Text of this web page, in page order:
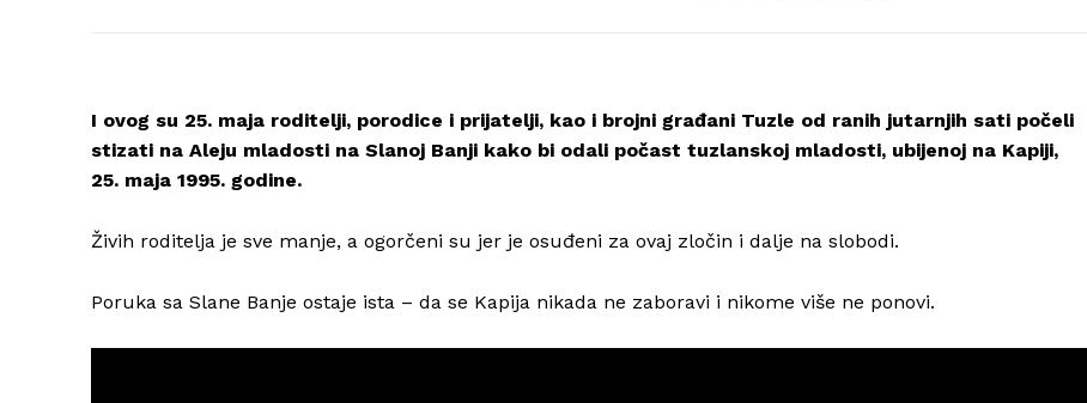
I ovog su 25. maja roditelji, porodice i prijatelji, kao i brojni građani Tuzle od ranih jutarnjih sati počeli
stizati na Aleju mladosti na Slanoj Banji kako bi odali počast tuzlanskoj mladosti, ubijenoj na Kapiji,
25. maja 1995. godine.
Živih roditelja je sve manje, a ogorčeni su jer je osuđeni za ovaj zločin i dalje na slobodi.
Poruka sa Slane Banje ostaje ista – da se Kapija nikada ne zaboravi i nikome više ne ponovi.